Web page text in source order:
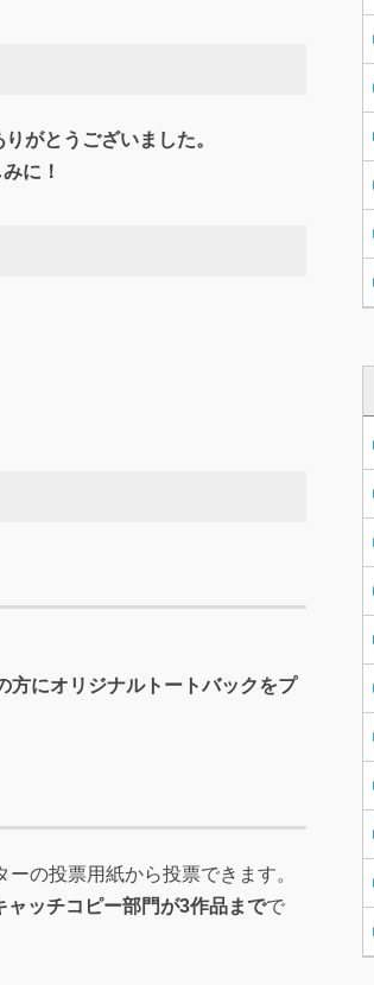
がとうございました。
に！
方にオリジナルトートバックをプ
の投票用紙から投票できます。
ャッチコピー部門が3作品までで